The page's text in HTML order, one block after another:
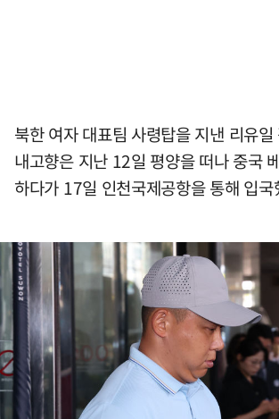
북한 여자 대표팀 사령탑을 지낸 리유
내고향은 지난 12일 평양을 떠나 중국
하다가 17일 인천국제공항을 통해 입국